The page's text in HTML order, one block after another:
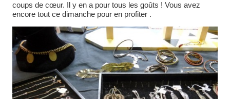
coups de cœur. Il y en a pour tous les goûts ! Vous avez
encore tout ce dimanche pour en profiter .